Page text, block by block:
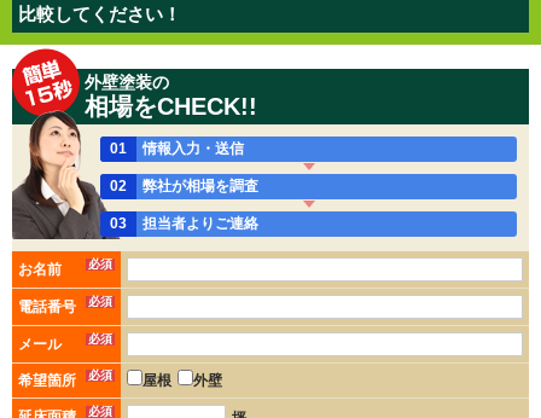
比較してください！
外壁塗装の
相場をCHECK!!
01 情報入力・送信
02 弊社が相場を調査
03 担当者よりご連絡
お名前 必須
電話番号 必須
メール 必須
希望箇所 必須 屋根 外壁
必須